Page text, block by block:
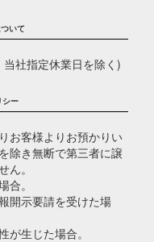
いて
社指定休業日を除く)
シー
お客様よりお預かりい
除き無断で第三者に譲
。
合。
開示要請を受けた場
が生じた場合。